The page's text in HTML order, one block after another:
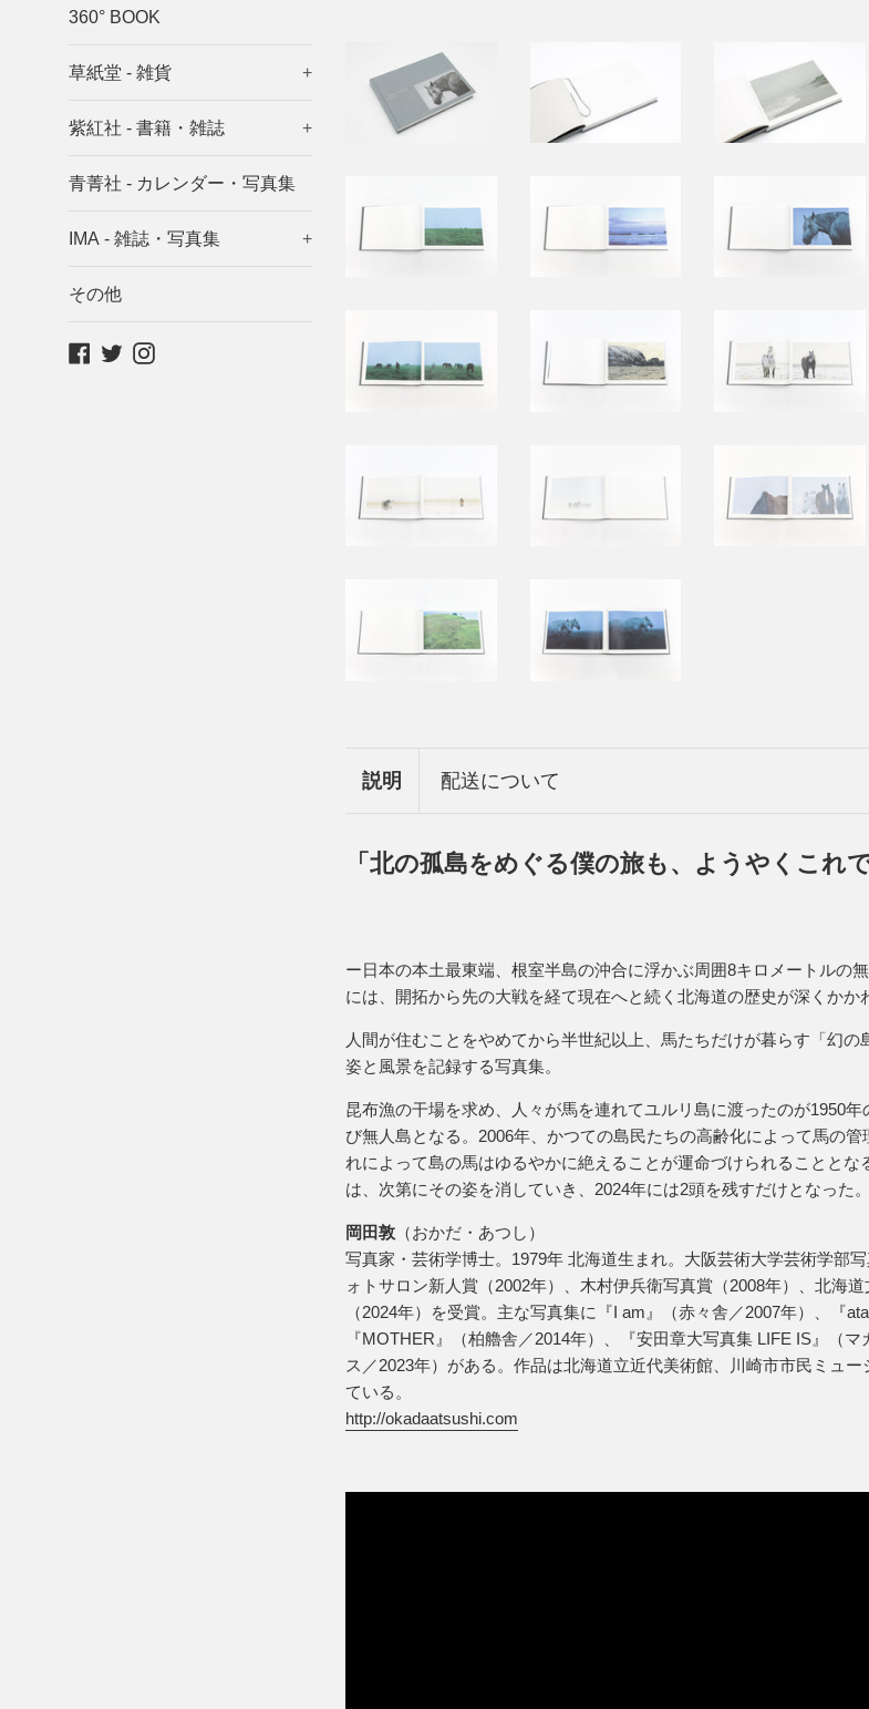
360° BOOK
草紙堂 - 雑貨 +
紫紅社 - 書籍・雑誌 +
青菁社 - カレンダー・写真集
IMA - 雑誌・写真集 +
その他
Facebook
TwitterInstagram
説明 配送について
「北の孤島をめぐる僕の旅も、ようやくこれ
ー日本の本土最東端、根室半島の沖合に浮かぶ周囲8キロメートルの
には、開拓から先の大戦を経て現在へと続く北海道の歴史が深くかか
人間が住むことをやめてから半世紀以上、馬たちだけが暮らす「幻
姿と風景を記録する写真集。
昆布漁の干場を求め、人々が馬を連れてユルリ島に渡ったのが1950
び無人島となる。2006年、かつての島民たちの高齢化によって馬の
れによって島の馬はゆるやかに絶えることが運命づけられることと
は、次第にその姿を消していき、2024年には2頭を残すだけとなった。
岡田敦 （おかだ・あつし）
写真家・芸術学博士。1979年 北海道生まれ。大阪芸術大学芸術学部
ォトサロン新人賞（2002年）、木村伊兵衛写真賞（2008年）、北海
（2024年）を受賞。主な写真集に『I am』（赤々舎／2007年）、『
『MOTHER』（柏艪舎／2014年）、『安田章大写真集 LIFE IS』（
ス／2023年）がある。作品は北海道立近代美術館、川崎市市民ミュ
ている。
http://okadaatsushi.com